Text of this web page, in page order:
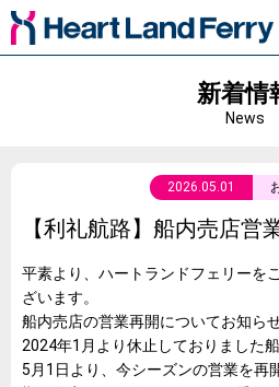
新着情
News
2026.05.01
【利礼航路】船内売店営
平素より、ハートランドフェリーを
ざいます。
船内売店の営業再開についてお知ら
2024年1月より休止しておりました
5月1日より、今シーズンの営業を再